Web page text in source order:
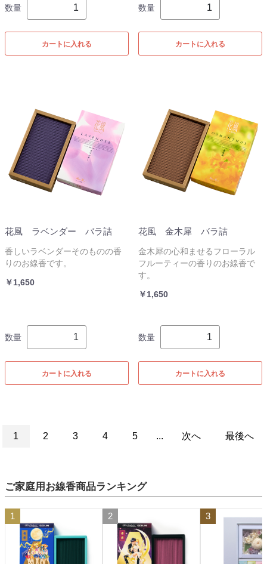
数量
カートに入れる
数量
カートに入れる
花風 ラベンダー バラ詰
香しいラベンダーそのものの香
りのお線香です。
￥1,650
数量
カートに入れる
花風 金木犀 バラ詰
金木犀の心和ませるフローラル
フルーティーの香りのお線香で
す。
￥1,650
数量
カートに入れる
1 2 3 4 5 ... 次へ 最後へ
ご家庭用お線香商品ランキング
1 2 3